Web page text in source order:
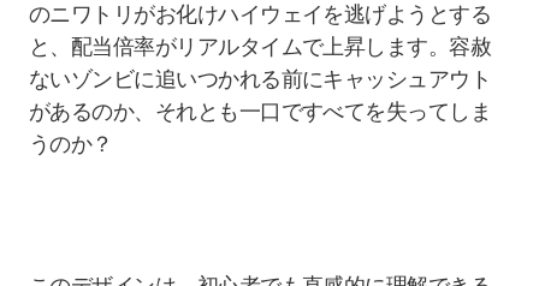
のニワトリがお化けハイウェイを逃げようとする
と、配当倍率がリアルタイムで上昇します。容赦
ないゾンビに追いつかれる前にキャッシュアウト
があるのか、それとも一口ですべてを失ってしま
うのか？